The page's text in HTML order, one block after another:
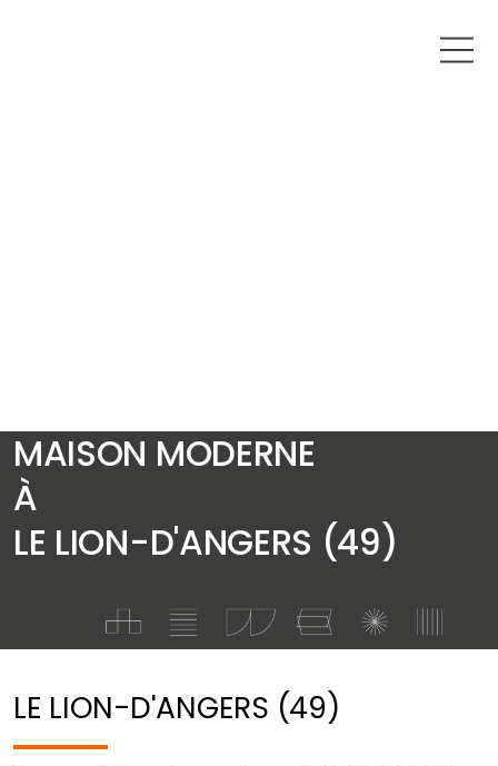
MAISON MODERNE
À
LE LION-D'ANGERS (49)
LE LION-D'ANGERS (49)